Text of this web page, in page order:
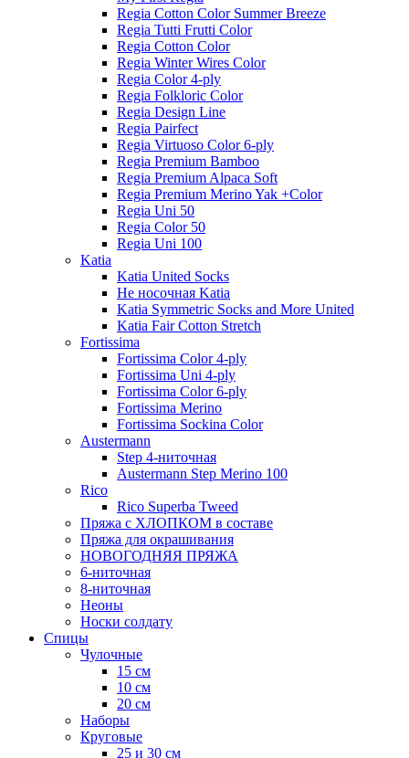
Regia Cotton Color Summer Breeze
Regia Tutti Frutti Color
Regia Cotton Color
Regia Winter Wires Color
Regia Color 4-ply
Regia Folkloric Color
Regia Design Line
Regia Pairfect
Regia Virtuoso Color 6-ply
Regia Premium Bamboo
Regia Premium Alpaca Soft
Regia Premium Merino Yak +Color
Regia Uni 50
Regia Color 50
Regia Uni 100
Katia
Katia United Socks
Не носочная Katia
Katia Symmetric Socks and More United
Katia Fair Cotton Stretch
Fortissima
Fortissima Color 4-ply
Fortissima Uni 4-ply
Fortissima Color 6-ply
Fortissima Merino
Fortissima Sockina Color
Austermann
Step 4-ниточная
Austermann Step Merino 100
Rico
Rico Superba Tweed
Пряжа с ХЛОПКОМ в составе
Пряжа для окрашивания
НОВОГОДНЯЯ ПРЯЖА
6-ниточная
8-ниточная
Неоны
Носки солдату
Спицы
Чулочные
15 см
10 см
20 см
Наборы
Круговые
25 и 30 см